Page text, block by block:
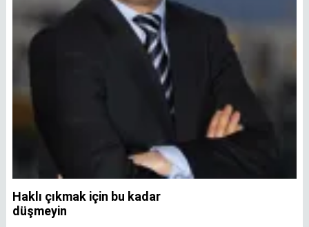
Haklı çıkmak için bu kadar
düşmeyin